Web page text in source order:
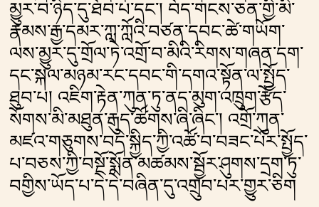
མྱུར་བ་ཉིད་དུ་ཐོབ་པ་དང༌། བོད་གངས་ཅན་གྱི་མི་
རྣམས་རྒྱ་དམར་ཀླ་ཀློའི་བཙན་དབང་ཚེ་གཡོག་
ལས་མྱུར་དུ་གྲོལ་ཏེ་འགྲོ་བ་མིའི་རིགས་གཞན་དག་
དང་སྐལ་མཉམ་རང་དབང་གི་དགའ་སྟོན་ལ་སྤྱོད་
ཐུབ་པ། འཇིག་རྟེན་ཀུན་ཏུ་ནད་མུག་འཁྲུག་རྩོད་
སོགས་མི་མཐུན་རྒུད་ཚོགས་ཞི་ཞིང༌། འགྲོ་ཀུན་
མཛའ་གཅུགས་བདེ་སྐྱིད་ཀྱི་འཚོ་བ་བཟང་པོར་སྤྱོད་
པ་བཅས་ཀྱི་བསྔོ་སྨོན་མཚམས་སྦྱོར་ཤུགས་དྲག་ཏུ་
བགྱིས་ཡོད་པ་དེ་དེ་བཞིན་དུ་འགྲུབ་པར་གྱུར་ཅིག